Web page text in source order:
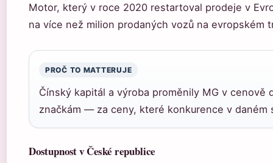
Motor, který v roce 2020 restartoval prodeje v
na více než milion prodaných vozů na evropském
PROČ TO MATTERUJE
Čínský kapitál a výroba proměnily MG v cenově
značkám — za ceny, které konkurence v daném
Dostupnost v České republice